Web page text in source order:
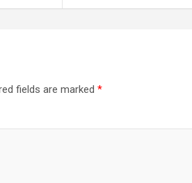
fields are marked *